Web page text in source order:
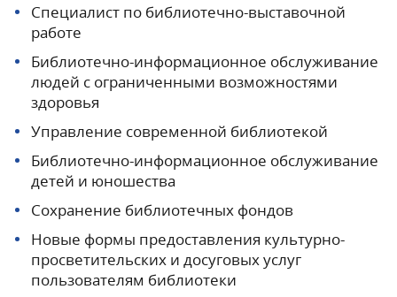
Специалист по библиотечно-выставочной
работе
Библиотечно-информационное обслуживание
людей с ограниченными возможностями
здоровья
Управление современной библиотекой
Библиотечно-информационное обслуживание
детей и юношества
Сохранение библиотечных фондов
Новые формы предоставления культурно-
просветительских и досуговых услуг
пользователям библиотеки